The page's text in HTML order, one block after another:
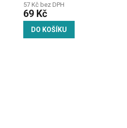
57 Kč bez DPH
69 Kč
DO KOŠÍKU